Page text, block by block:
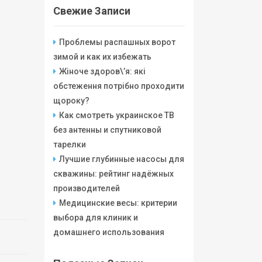
Свежие Записи
Проблемы распашных ворот
зимой и как их избежать
Жіноче здоров\’я: які
обстеження потрібно проходити
щороку?
Как смотреть украинское ТВ
без антенны и спутниковой
тарелки
Лучшие глубинные насосы для
скважины: рейтинг надёжных
производителей
Медицинские весы: критерии
выбора для клиник и
домашнего использования